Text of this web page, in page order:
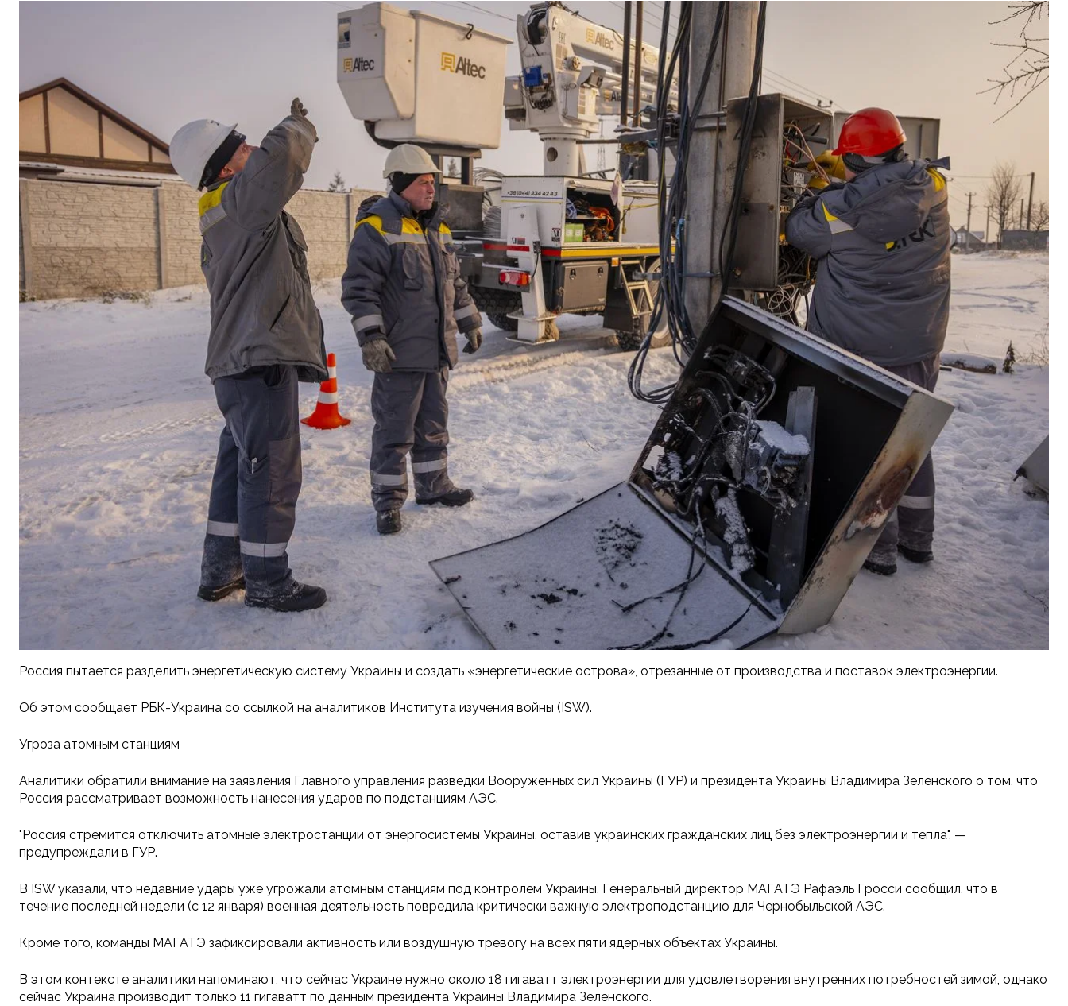
Россия пытается разделить энергетическую систему Украины и создать «энергетические острова», отрезанные от производства и поставок электроэнергии.
Об этом сообщает РБК-Украина со ссылкой на аналитиков Института изучения войны (ISW).
Угроза атомным станциям
Аналитики обратили внимание на заявления Главного управления разведки Вооруженных сил Украины (ГУР) и президента Украины Владимира Зеленского о том, что
Россия рассматривает возможность нанесения ударов по подстанциям АЭС.
"Россия стремится отключить атомные электростанции от энергосистемы Украины, оставив украинских гражданских лиц без электроэнергии и тепла", —
предупреждали в ГУР.
В ISW указали, что недавние удары уже угрожали атомным станциям под контролем Украины. Генеральный директор МАГАТЭ Рафаэль Гросси сообщил, что в
течение последней недели (с 12 января) военная деятельность повредила критически важную электроподстанцию для Чернобыльской АЭС.
Кроме того, команды МАГАТЭ зафиксировали активность или воздушную тревогу на всех пяти ядерных объектах Украины.
В этом контексте аналитики напоминают, что сейчас Украине нужно около 18 гигаватт электроэнергии для удовлетворения внутренних потребностей зимой, однако
сейчас Украина производит только 11 гигаватт по данным президента Украины Владимира Зеленского.